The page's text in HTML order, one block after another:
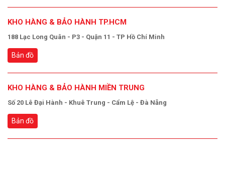
KHO HÀNG & BẢO HÀNH TP.HCM
188 Lạc Long Quân - P3 - Quận 11 - TP Hồ Chí Minh
Bản đồ
KHO HÀNG & BẢO HÀNH MIỀN TRUNG
Số 20 Lê Đại Hành - Khuê Trung - Cẩm Lệ - Đà Nẵng
Bản đồ